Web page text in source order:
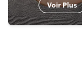
Voir Plus